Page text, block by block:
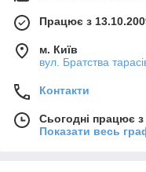
Працює з
м. Київ
вул. Братства
Контакти
Сьогодні працює
Показати весь